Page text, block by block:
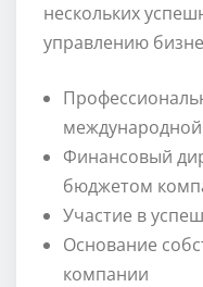
нескольких
управлению
Финансовый
бюджетом
Участие в
Основание
компании